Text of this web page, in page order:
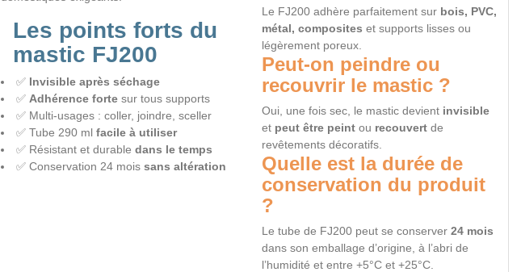
Les points forts du
mastic FJ200
✅ Invisible après séchage
✅ Adhérence forte sur tous supports
✅ Multi-usages : coller, joindre, sceller
✅ Tube 290 ml facile à utiliser
✅ Résistant et durable dans le temps
✅ Conservation 24 mois sans altération
Le FJ200 adhère parfaitement sur bois, PVC,
métal, composites et supports lisses ou
légèrement poreux.
Peut-on peindre ou
recouvrir le mastic ?
Oui, une fois sec, le mastic devient invisible
et peut être peint ou recouvert de
revêtements décoratifs.
Quelle est la durée de
conservation du produit
?
Le tube de FJ200 peut se conserver 24 mois
dans son emballage d’origine, à l’abri de
l’humidité et entre +5°C et +25°C.